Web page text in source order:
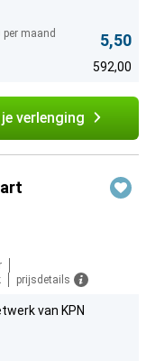
maand
5,50
592,00
je verlenging
prijsdetails
van KPN